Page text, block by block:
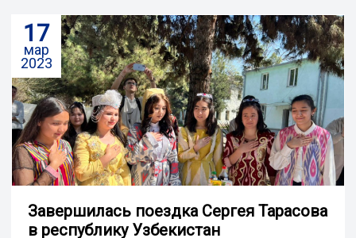
17
мар
2023
Завершилась поездка Сергея Тарасова
в республику Узбекистан